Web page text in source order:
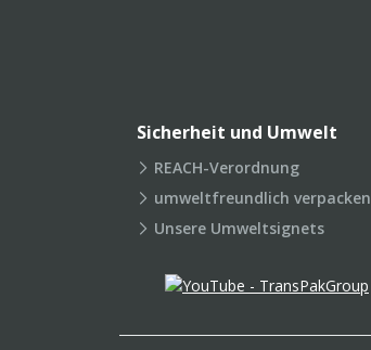
Sicherheit und Umwelt
REACH-Verordnung
umweltfreundlich verpacken
Unsere Umweltsignets